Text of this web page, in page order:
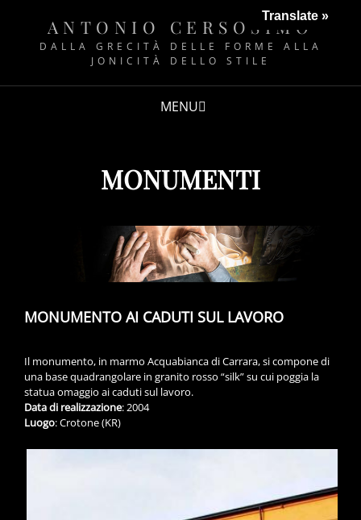
ANTONIO CERSOSIMO
DALLA GRECITÀ DELLE FORME ALLA
JONICITÀ DELLO STILE
MENU
MONUMENTI
MONUMENTO AI CADUTI SUL LAVORO
Il monumento, in marmo Acquabianca di Carrara, si compone di
una base quadrangolare in granito rosso “silk” su cui poggia la
statua omaggio ai caduti sul lavoro.
Data di realizzazione: 2004
Luogo: Crotone (KR)
Translate »